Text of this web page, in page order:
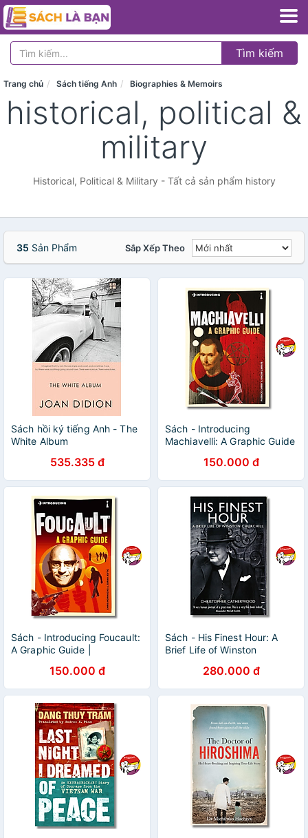
Tìm kiếm
Trang chủ Sách tiếng Anh Biographies & Memoirs
historical, political &
military
Historical, Political & Military - Tất cả sản phẩm history
35 Sản Phẩm Sắp Xếp Theo
Sách hồi ký tiếng Anh - The
White Album
535.335 đ
Sách - Introducing
Machiavelli: A Graphic Guide
Ngoại văn Nhập khẩu
150.000 đ
Sách - Introducing Foucault:
A Graphic Guide |
Ngoại văn /Tiểu sử Triết gia
150.000 đ
Sách - His Finest Hour: A
Brief Life of Winston
History / Ngoại văn Tiểu sử
280.000 đ